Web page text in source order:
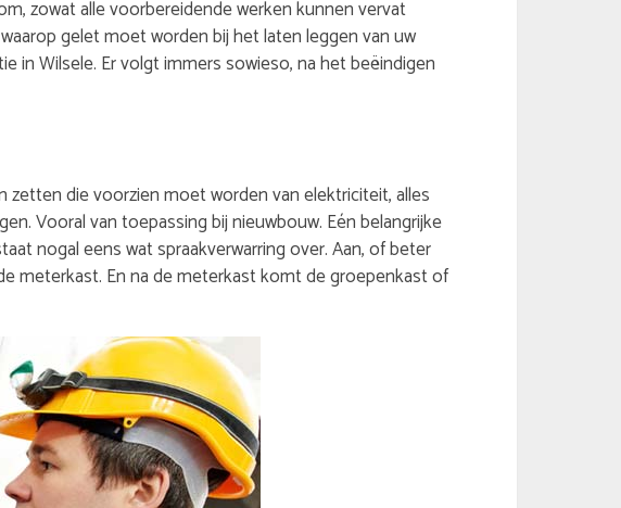
zowat alle voorbereidende werken kunnen vervat
gelet moet worden bij het laten leggen van uw
in Wilsele. Er volgt immers sowieso, na het beëindigen
die voorzien moet worden van elektriciteit, alles
Vooral van toepassing bij nieuwbouw. Eén belangrijke
nogal eens wat spraakverwarring over. Aan, of beter
meterkast. En na de meterkast komt de groepenkast of